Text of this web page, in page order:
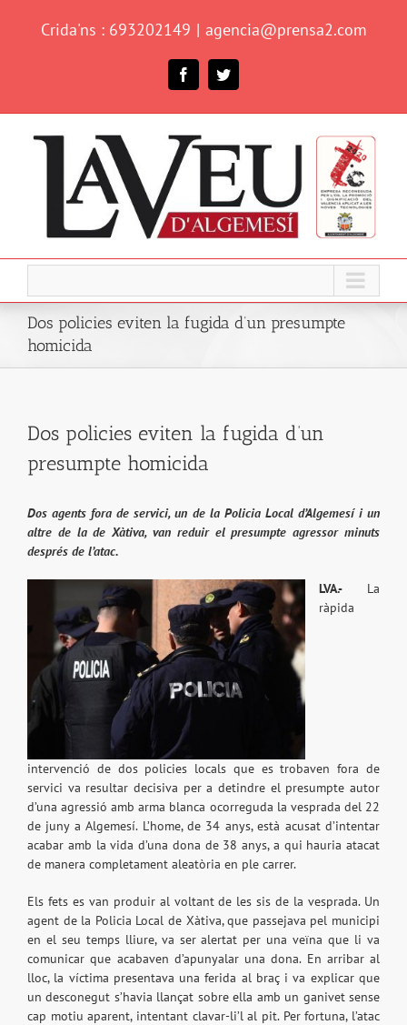
Crida'ns : 693202149 | agencia@prensa2.com
FacebookTwitter
Dos policies eviten la fugida d’un presumpte
homicida
Dos policies eviten la fugida d’un
presumpte homicida
Dos agents fora de servici, un de la Policia Local d’Algemesí i un
altre de la de Xàtiva, van reduir el presumpte agressor minuts
després de l’atac.
LVA.- La
ràpida
intervenció de dos policies locals que es trobaven fora de
servici va resultar decisiva per a detindre el presumpte autor
d’una agressió amb arma blanca ocorreguda la vesprada del 22
de juny a Algemesí. L’home, de 34 anys, està acusat d’intentar
acabar amb la vida d’una dona de 38 anys, a qui hauria atacat
de manera completament aleatòria en ple carrer.
Els fets es van produir al voltant de les sis de la vesprada. Un
agent de la Policia Local de Xàtiva, que passejava pel municipi
en el seu temps lliure, va ser alertat per una veïna que li va
comunicar que acabaven d’apunyalar una dona. En arribar al
lloc, la víctima presentava una ferida al braç i va explicar que
un desconegut s’havia llançat sobre ella amb un ganivet sense
cap motiu aparent, intentant clavar-li’l al pit. Per fortuna, l’atac